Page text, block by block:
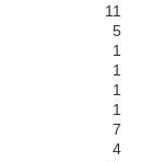
11
5
1
1
1
1
7
4